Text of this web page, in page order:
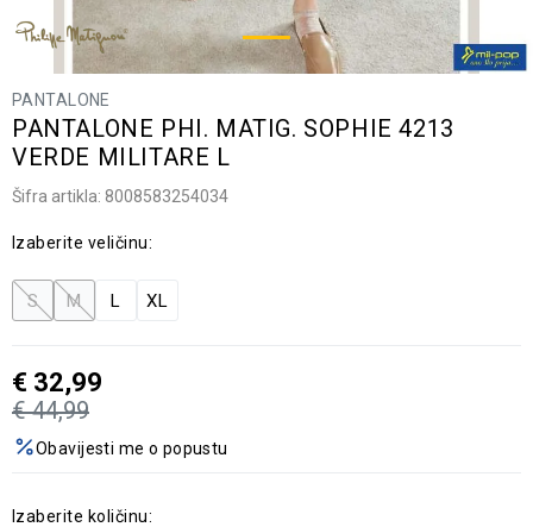
PANTALONE
PANTALONE PHI. MATIG. SOPHIE 4213
VERDE MILITARE L
Šifra artikla: 8008583254034
Izaberite veličinu:
S M L XL
€ 44,99
€ 32,99
Obavijesti me o popustu
Izaberite količinu: